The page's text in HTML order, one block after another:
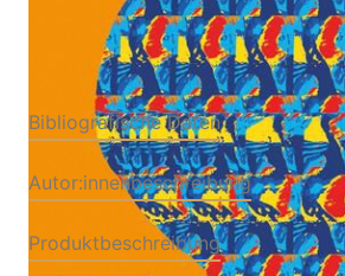
Paperback
5540-4
Bibliografische Daten
Autor:innenbeschreibung
Produktbeschreibung